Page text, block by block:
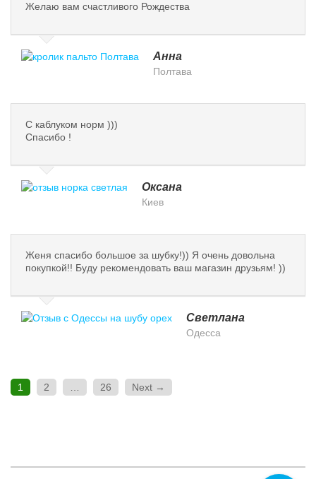
Желаю вам счастливого Рождества
Анна
Полтава
С каблуком норм )))
Спасибо !
Оксана
Киев
Женя спасибо большое за шубку!)) Я очень довольна
покупкой!! Буду рекомендовать ваш магазин друзьям! ))
Светлана
Одесса
1 2 26 Next →